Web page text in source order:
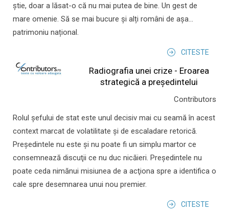
știe, doar a lăsat-o că nu mai putea de bine. Un gest de
mare omenie. Să se mai bucure și alți români de așa...
patrimoniu național.
CITESTE
Radiografia unei crize - Eroarea
strategică a președintelui
Contributors
Rolul şefului de stat este unul decisiv mai cu seamă în acest
context marcat de volatilitate şi de escaladare retorică.
Preşedintele nu este şi nu poate fi un simplu martor ce
consemnează discuţii ce nu duc nicăieri. Preşedintele nu
poate ceda nimănui misiunea de a acţiona spre a identifica o
cale spre desemnarea unui nou premier.
CITESTE